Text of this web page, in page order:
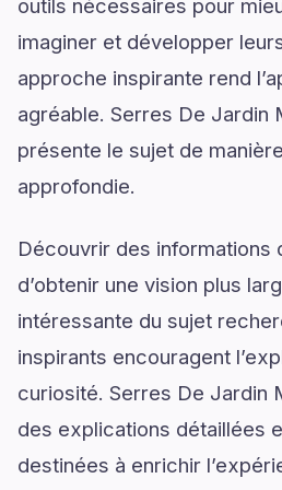
outils nécessaires pour
imaginer et développer
approche inspirante rend
agréable. Serres De Jardin
présente le sujet de
approfondie.
Découvrir des informations
d’obtenir une vision plus
intéressante du sujet
inspirants encouragent
curiosité. Serres De Jardin
des explications détaillées
destinées à enrichir